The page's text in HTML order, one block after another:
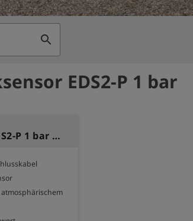
search
EDS2-P 1 bar
Externer Drucksensor EDS2-P 1 bar 0,5%
atmosphärischem